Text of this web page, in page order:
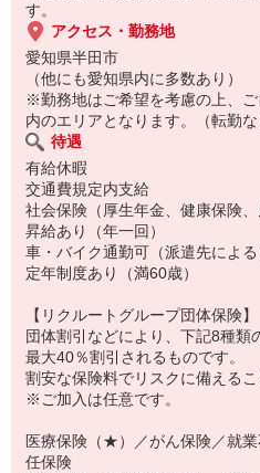
す。
アクセス・勤務地
愛知県半田市
（他にも愛知県内に多数あり）
※勤務地はご希望を考慮の上、
内のエリアとなります。（転勤な
待遇
有給休暇
交通費規定内支給
社会保険（厚生年金、健康保険、
昇給あり（年一回）
車・バイク通勤可（派遣先による
定年制度あり（満60歳）
【リクルートグループ団体保険】
団体割引などにより、下記8種類
最大40％割引されるものです。
割安な保険料でリスクに備えるこ
※ご加入は任意です。
医療保険（★）／がん保険／就
任保険